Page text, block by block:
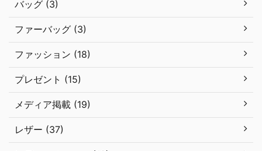
バッグ (3)
ファーバッグ (3)
ファッション (18)
プレゼント (15)
メディア掲載 (19)
レザー (37)